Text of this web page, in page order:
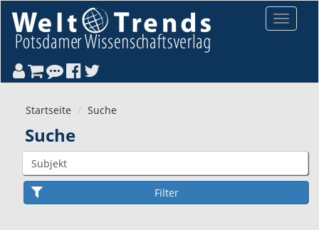
Toggle
Startseite Suche
Suche